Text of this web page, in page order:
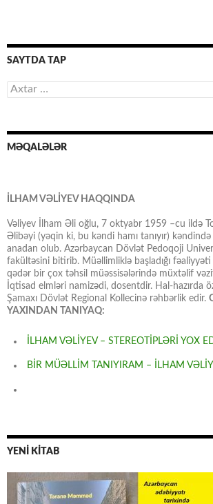
SAYTDA TAP
Axtarış:
MƏQALƏLƏR
İLHAM VƏLİYEV HAQQINDA
Vəliyev İlham Əli oğlu, 7 oktyabr 1959 –cu ildə
Əlibəyi (yəqin ki, bu kəndi hamı tanıyır)
anadan olub. Azərbaycan Dövlət Pedoqoji
fakültəsini bitirib. Müəllimliklə başladığı
qədər bir çox təhsil müəssisələrində müxtəlif
İqtisad elmləri namizədi, dosentdir. Hal-hazırda
Şamaxı Dövlət Regional Kollecinə rəhbərlik edir.
YAXINDAN TANIYAQ:
İLHAM VƏLİYEV – STEREOTİPLƏRİ YOX
BİR MÜƏLLİM TANIYIRAM – İLHAM
YENİ KİTAB